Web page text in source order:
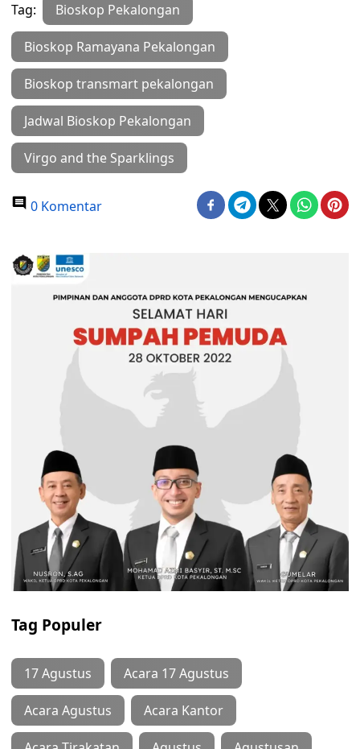
Tag: Bioskop Pekalongan
Bioskop Ramayana Pekalongan
Bioskop transmart pekalongan
Jadwal Bioskop Pekalongan
Virgo and the Sparklings
0 Komentar
Tag Populer
17 Agustus Acara 17 Agustus
Acara Agustus Acara Kantor